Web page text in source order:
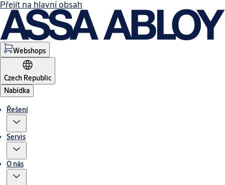
Přejít na hlavní obsah
Webshops
Czech Republic
Nabídka
Řešení
Servis
O nás